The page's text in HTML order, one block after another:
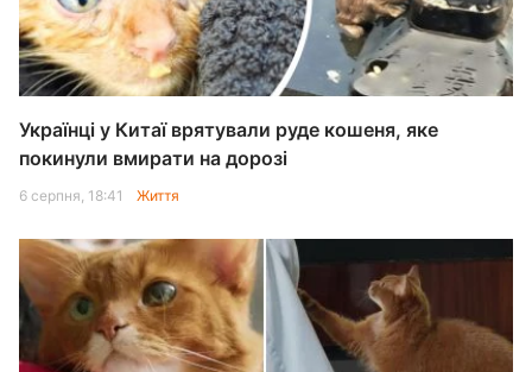
Українці у Китаї врятували руде кошеня, яке
покинули вмирати на дорозі
6 серпня, 18:41 Життя